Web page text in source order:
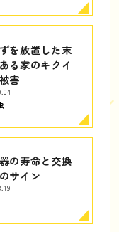
を放置した末
る家のキクイ
害
の寿命と交換
サイン